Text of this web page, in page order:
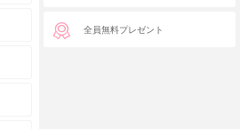
全員無料プレゼント